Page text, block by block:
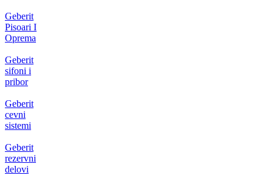
Geberit
Pisoari I
Oprema
Geberit
sifoni i
pribor
Geberit
cevni
sistemi
Geberit
rezervni
delovi